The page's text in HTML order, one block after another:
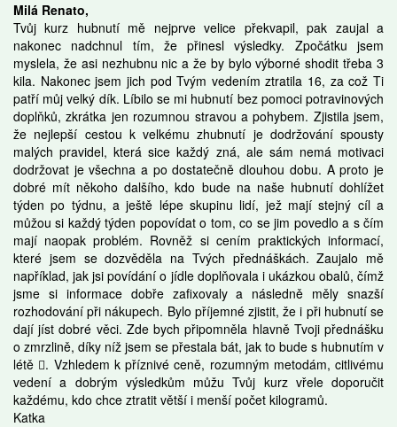
Milá Renato,
Tvůj kurz hubnutí mě nejprve velice překvapil, pak zaujal a
nakonec nadchnul tím, že přinesl výsledky. Zpočátku jsem
myslela, že asi nezhubnu nic a že by bylo výborné shodit třeba 3
kila. Nakonec jsem jich pod Tvým vedením ztratila 16, za což Ti
patří můj velký dík. Líbilo se mi hubnutí bez pomoci potravinových
doplňků, zkrátka jen rozumnou stravou a pohybem. Zjistila jsem,
že nejlepší cestou k velkému zhubnutí je dodržování spousty
malých pravidel, která sice každý zná, ale sám nemá motivaci
dodržovat je všechna a po dostatečně dlouhou dobu. A proto je
dobré mít někoho dalšího, kdo bude na naše hubnutí dohlížet
týden po týdnu, a ještě lépe skupinu lidí, jež mají stejný cíl a
můžou si každý týden popovídat o tom, co se jim povedlo a s čím
mají naopak problém. Rovněž si cením praktických informací,
které jsem se dozvěděla na Tvých přednáškách. Zaujalo mě
například, jak jsi povídání o jídle doplňovala i ukázkou obalů, čímž
jsme si informace dobře zafixovaly a následně měly snazší
rozhodování při nákupech. Bylo příjemné zjistit, že i při hubnutí se
dají jíst dobré věci. Zde bych připomněla hlavně Tvoji přednášku
o zmrzlině, díky níž jsem se přestala bát, jak to bude s hubnutím v
létě . Vzhledem k příznivé ceně, rozumným metodám, citlivému
vedení a dobrým výsledkům můžu Tvůj kurz vřele doporučit
každému, kdo chce ztratit větší i menší počet kilogramů.
Katka